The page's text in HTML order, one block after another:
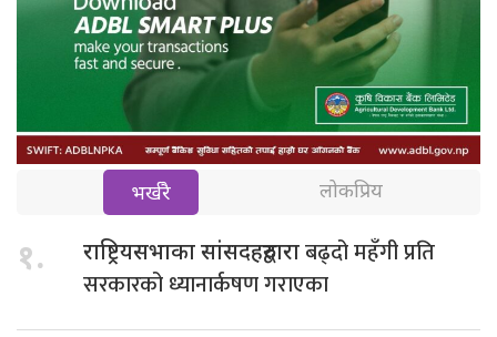
भर्खरै लोकप्रिय
१. राष्ट्रियसभाका सांसदहरुद्वाराबढ्दो महँगी प्रति
सरकारको ध्यानार्कषण गराएका